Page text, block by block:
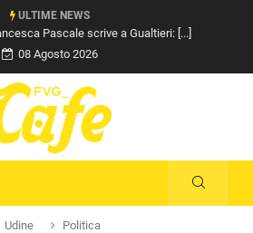
ULTIME NEWS
Pascale scrive a Gualtieri: [...]
08 Agosto 2026
Udine
Politica